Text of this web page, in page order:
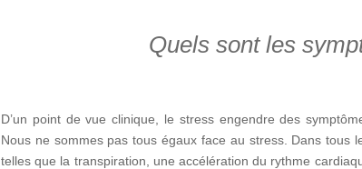
Quels sont les
D’un point de vue clinique, le stress engendre des
Nous ne sommes pas tous égaux face au stress. Dans tous
telles que la transpiration, une accélération du rythme